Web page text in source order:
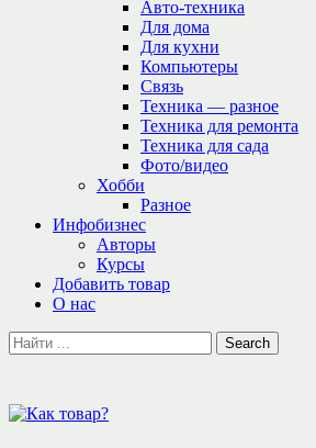
Авто-техника
Для дома
Для кухни
Компьютеры
Связь
Техника — разное
Техника для ремонта
Техника для сада
Фото/видео
Хобби
Разное
Инфобизнес
Авторы
Курсы
Добавить товар
О нас